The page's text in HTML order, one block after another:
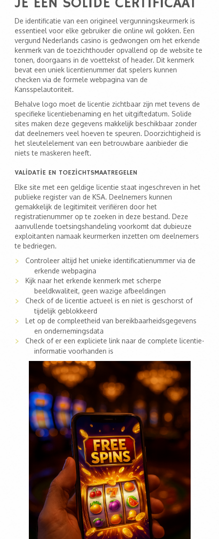
De identificatie van een origineel vergunningskeurmerk is
essentieel voor elke gebruiker die online wil gokken. Een
vergund Nederlands casino is gedwongen om het erkende
kenmerk van de toezichthouder opvallend op de website te
tonen, doorgaans in de voettekst of header. Dit kenmerk
bevat een uniek licentienummer dat spelers kunnen
checken via de formele webpagina van de
Kansspelautoriteit.
Behalve logo moet de licentie zichtbaar zijn met tevens de
specifieke licentiebenaming en het uitgiftedatum. Solide
sites maken deze gegevens makkelijk beschikbaar zonder
dat deelnemers veel hoeven te speuren. Doorzichtigheid is
het sleutelelement van een betrouwbare aanbieder die
niets te maskeren heeft.
VALIDATIE EN TOEZICHTSMAATREGELEN
Elke site met een geldige licentie staat ingeschreven in het
publieke register van de KSA. Deelnemers kunnen
gemakkelijk de legitimiteit verifiëren door het
registratienummer op te zoeken in deze bestand. Deze
aanvullende toetsingshandeling voorkomt dat dubieuze
exploitanten namaak keurmerken inzetten om deelnemers
te bedriegen.
Controleer altijd het unieke identificatienummer via de
erkende webpagina
Kijk naar het erkende kenmerk met scherpe
beeldkwaliteit, geen wazige afbeeldingen
Check of de licentie actueel is en niet is geschorst of
tijdelijk geblokkeerd
Let op de compleetheid van bereikbaarheidsgegevens
en ondernemingsdata
Check of er een expliciete link naar de complete licentie-
informatie voorhanden is